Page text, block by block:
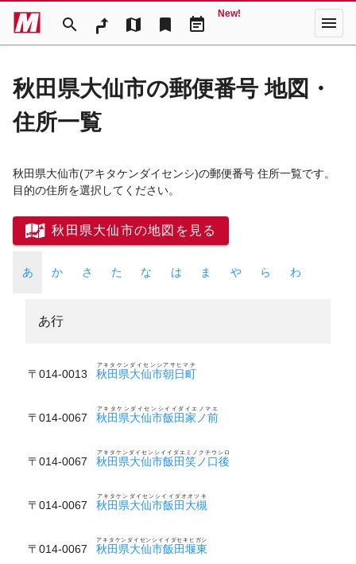
search map bookmark event_note
New! menu
秋田県大仙市の郵便番号 地図・
住所一覧
秋田県大仙市(アキタケンダイセンシ)の郵便番号 住所一覧です。
目的の住所を選択してください。
秋田県大仙市の地図を見る
あ か さ た な は ま や ら わ
あ行
〒014-0013 秋田県大仙市朝日町
アキタケンダイセンシアサヒマチ
〒014-0067 秋田県大仙市飯田家ノ前
アキタケンダイセンシイイダイエノマエ
〒014-0067 秋田県大仙市飯田笑ノ口後
アキタケンダイセンシイイダエミノクチウシロ
〒014-0067 秋田県大仙市飯田大槻
アキタケンダイセンシイイダオオツキ
〒014-0067 秋田県大仙市飯田堰東
アキタケンダイセンシイイダセキヒガシ